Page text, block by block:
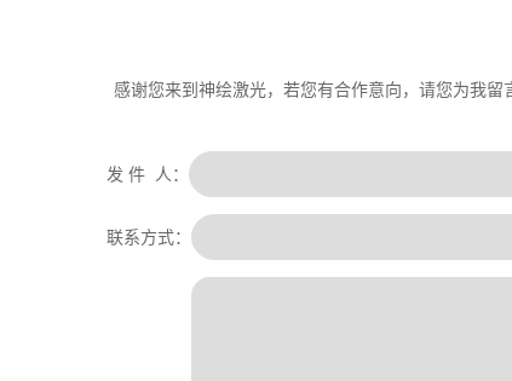
感谢您来到神绘激光，若您有合作意向，请您为我
发 件 人：
联系方式：